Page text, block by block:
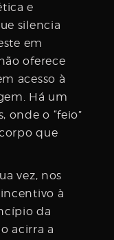
e
silencia
em
oferece
acesso à
Há um
onde o “feio”
que
vez, nos
à
da
acirra a